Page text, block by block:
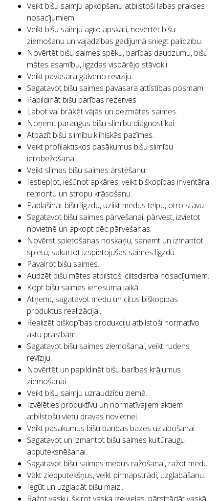
Veikt bišu saimju apkopšanu atbilstoši labas prakses
nosacījumiem.
Veikt bišu saimju agro apskati, novērtēt bišu
ziemošanu un vajadzības gadījumā sniegt palīdzību.
Novērtēt bišu saimes spēku, barības daudzumu, bišu
mātes esamību, ligzdas vispārējo stāvokli.
Veikt pavasara galveno revīziju.
Sagatavot bišu saimes pavasara attīstības posmam.
Papildināt bišu barības rezerves.
Labot vai brāķēt vājās un bezmātes saimes.
Noņemt paraugus bišu slimību diagnostikai.
Atpazīt bišu slimību klīniskās pazīmes.
Veikt profilaktiskos pasākumus bišu slimību
ierobežošanai.
Veikt slimas bišu saimes ārstēšanu.
Iestiepļot, iešūnot apkāres, veikt biškopības inventāra
remontu un stropu krāsošanu.
Paplašināt bišu ligzdu, uzlikt medus telpu, otro stāvu.
Sagatavot bišu saimes pārvešanai, pārvest, izvietot
novietnē un apkopt pēc pārvešanas.
Novērst spietošanas noskaņu, saņemt un izmantot
spietu, sakārtot izspietojušās saimes ligzdu.
Pavairot bišu saimes.
Audzēt bišu mātes atbilstoši ciltsdarba nosacījumiem.
Kopt bišu saimes ienesuma laikā.
Atņemt, sagatavot medu un citus biškopības
produktus realizācijai.
Realizēt biškopības produkciju atbilstoši normatīvo
aktu prasībām.
Sagatavot bišu saimes ziemošanai, veikt rudens
revīziju.
Novērtēt un papildināt bišu barības krājumus
ziemošanai.
Veikt bišu saimju uzraudzību ziemā.
Izvēlēties produktīvu un normatīvajiem aktiem
atbilstošu vietu dravas novietnei.
Veikt pasākumus bišu barības bāzes uzlabošanai.
Sagatavot un izmantot bišu saimes kultūraugu
apputeksnēšanai.
Sagatavot bišu saimes medus ražošanai, ražot medu.
Vākt ziedputekšņus, veikt pirmapstrādi, uzglabāšanu.
Iegūt un uzglabāt bišu maizi.
Ražot vasku, šķirot vaska izejvielas, pārstrādāt vaskā.